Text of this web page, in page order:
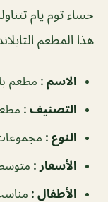
حساء توم يام
هذا المطعم
الاسم : مطعم
التصنيف :
النوع :
الأسعار :
الأطفال :